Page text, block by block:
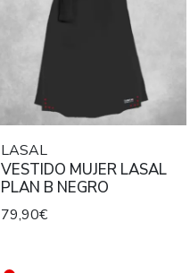
LASAL
VESTIDO MUJER LASAL
PLAN B NEGRO
79,90€